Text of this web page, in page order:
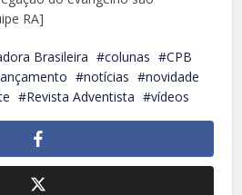
RA]
Brasileira colunas
CPB
notícias
novidade
Revista Adventista vídeos